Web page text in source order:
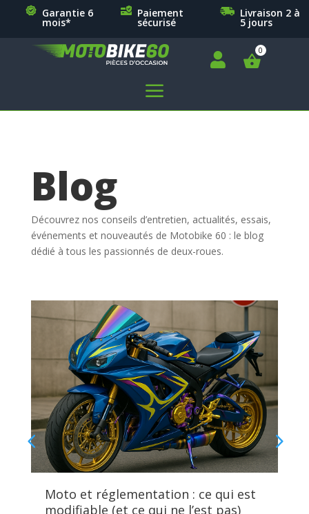
Garantie 6
mois*
Paiement
sécurisé
Livraison 2 à
5 jours

a
Blog
Découvrez nos conseils d’entretien, actualités, essais,
événements et nouveautés de Motobike 60 : le blog
dédié à tous les passionnés de deux-roues.
Moto et réglementation : ce qui est
modifiable (et ce qui ne l’est pas)